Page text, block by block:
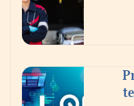
La cartera
doble de